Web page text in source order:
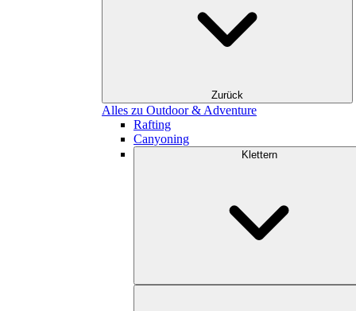
Zurück
Alles zu Outdoor & Adventure
Rafting
Canyoning
Klettern